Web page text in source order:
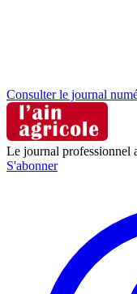
Consulter le journal
Le journal professionnel
S'abonner